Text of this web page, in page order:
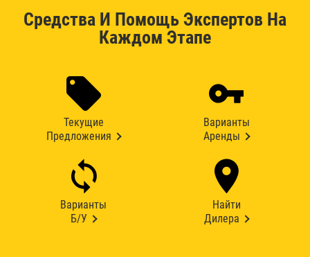
Средства И Помощь Экспертов На
Каждом Этапе
Текущие
Предложения
Варианты
Аренды
Варианты
Б/У
Найти
Дилера